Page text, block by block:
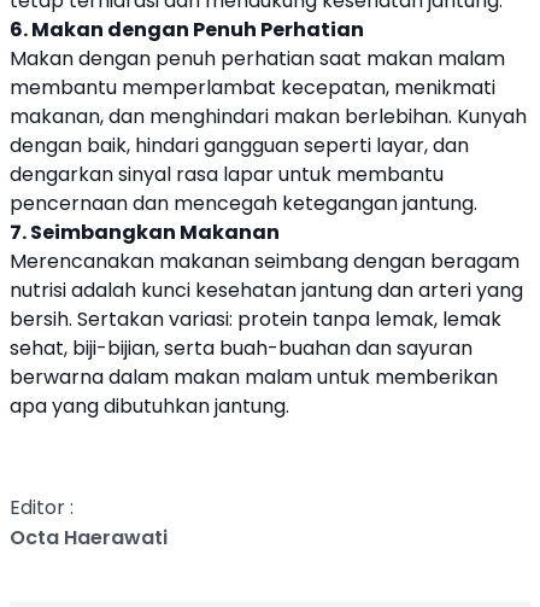
6. Makan dengan Penuh Perhatian
Makan dengan penuh perhatian saat makan malam
membantu memperlambat kecepatan, menikmati
makanan, dan menghindari makan berlebihan. Kunyah
dengan baik, hindari gangguan seperti layar, dan
dengarkan sinyal rasa lapar untuk membantu
pencernaan dan mencegah ketegangan jantung.
7. Seimbangkan Makanan
Merencanakan makanan seimbang dengan beragam
nutrisi adalah kunci kesehatan jantung dan arteri yang
bersih. Sertakan variasi: protein tanpa lemak, lemak
sehat, biji-bijian, serta buah-buahan dan sayuran
berwarna dalam makan malam untuk memberikan
apa yang dibutuhkan jantung.
Editor :
Octa Haerawati